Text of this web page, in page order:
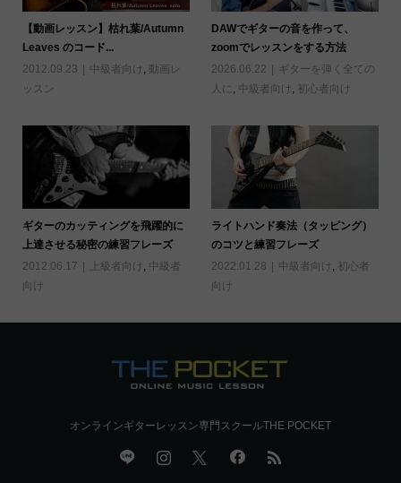
【動画レッスン】枯れ葉/Autumn
Leaves のコード...
2012.09.23
中級者向け
動画レ
ッスン
DAWでギターの音を作って、
zoomでレッスンをする方法
2026.06.22
ギターを弾く全ての
人に
中級者向け 初心者向け
ギターのカッティングを飛躍的に
上達させる秘密の練習フレーズ
2012.06.17
上級者向け , 中級者
向け
ライトハンド奏法（タッピング）
のコツと練習フレーズ
2022.01.28
中級者向け , 初心者
向け
オンラインギターレッスン専門スクールTHE POCKET